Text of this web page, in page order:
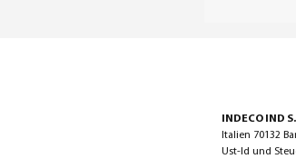
INDECO IND
Italien 70132
Ust-Id und